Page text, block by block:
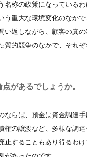
称の政策になっているわ
重大な環境変化のなか
返しながら、顧客の真
質的競争のなかで、それ
があるでしょうか。
らば、預金は資金調達
の譲渡など、多様な調
止することもあり得るわ